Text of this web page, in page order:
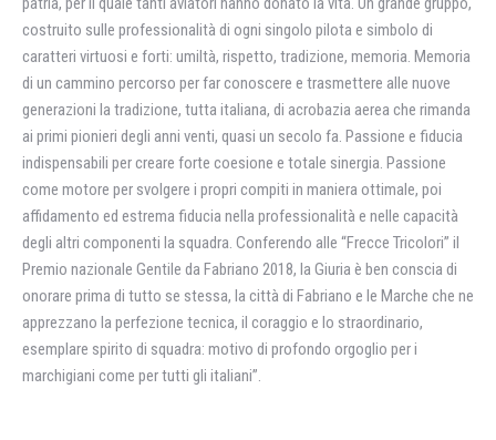
costruito sulle professionalità di ogni singolo pilota e simbolo di
caratteri virtuosi e forti: umiltà, rispetto, tradizione, memoria. Memoria
di un cammino percorso per far conoscere e trasmettere alle nuove
generazioni la tradizione, tutta italiana, di acrobazia aerea che rimanda
ai primi pionieri degli anni venti, quasi un secolo fa. Passione e fiducia
indispensabili per creare forte coesione e totale sinergia. Passione
come motore per svolgere i propri compiti in maniera ottimale, poi
affidamento ed estrema fiducia nella professionalità e nelle capacità
degli altri componenti la squadra. Conferendo alle “Frecce Tricolori” il
Premio nazionale Gentile da Fabriano 2018, la Giuria è ben conscia di
onorare prima di tutto se stessa, la città di Fabriano e le Marche che ne
apprezzano la perfezione tecnica, il coraggio e lo straordinario,
esemplare spirito di squadra: motivo di profondo orgoglio per i
marchigiani come per tutti gli italiani”.